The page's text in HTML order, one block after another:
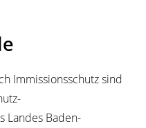
Immissionsschutz sind
Landes Baden-